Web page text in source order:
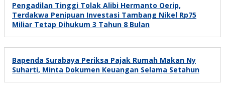
Pengadilan Tinggi Tolak Alibi Hermanto Oerip,
Terdakwa Penipuan Investasi Tambang Nikel Rp75
Miliar Tetap Dihukum 3 Tahun 8 Bulan
Bapenda Surabaya Periksa Pajak Rumah Makan Ny
Suharti, Minta Dokumen Keuangan Selama Setahun